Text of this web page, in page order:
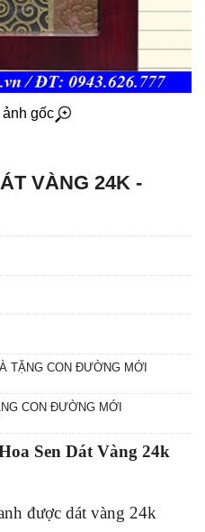
gốc
VÀNG 24K -
TẶNG CON ĐƯỜNG MỚI
CON ĐƯỜNG MỚI
Sen Dát Vàng 24k
được dát vàng 24k